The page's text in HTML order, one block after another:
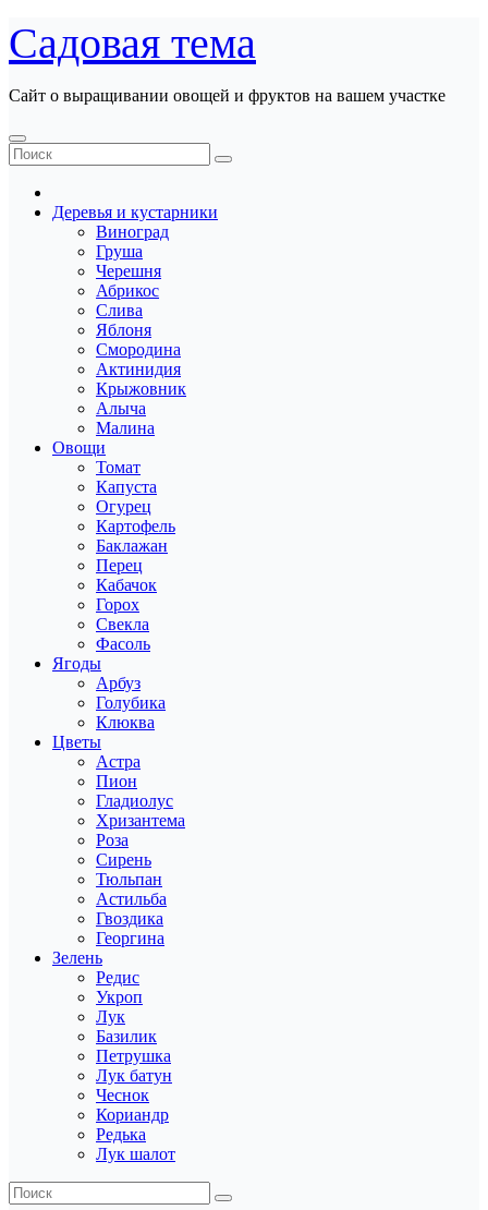
Перейти
к
содержанию
Садовая тема
Сайт о выращивании овощей и фруктов на вашем участке
Деревья и кустарники
Виноград
Груша
Черешня
Абрикос
Слива
Яблоня
Смородина
Актинидия
Крыжовник
Алыча
Малина
Овощи
Томат
Капуста
Огурец
Картофель
Баклажан
Перец
Кабачок
Горох
Свекла
Фасоль
Ягоды
Арбуз
Голубика
Клюква
Цветы
Астра
Пион
Гладиолус
Хризантема
Роза
Сирень
Тюльпан
Астильба
Гвоздика
Георгина
Зелень
Редис
Укроп
Лук
Базилик
Петрушка
Лук батун
Чеснок
Кориандр
Редька
Лук шалот